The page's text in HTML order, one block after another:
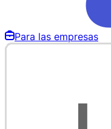
Para las empresas